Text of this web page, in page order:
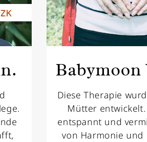
Babymoon
Diese Therapie
Mütter
entspannt und
von Harmonie und